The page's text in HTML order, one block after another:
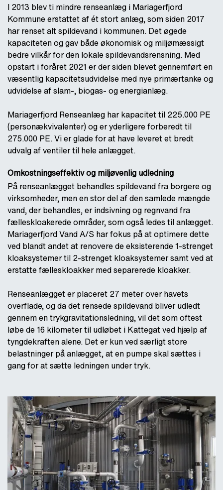
I 2013 blev ti mindre renseanlæg i Mariagerfjord
Kommune erstattet af ét stort anlæg, som siden 2017
har renset alt spildevand i kommunen. Det øgede
kapaciteten og gav både økonomisk og miljømæssigt
bedre vilkår for den lokale spildevandsrensning. Med
opstart i foråret 2021 er der siden blevet gennemført en
væsentlig kapacitetsudvidelse med nye primærtanke og
udvidelse af slam-, biogas- og energianlæg.
Mariagerfjord Renseanlæg har kapacitet til 225.000 PE
(personækvivalenter) og er yderligere forberedt til
275.000 PE. Vi er glade for at have leveret et bredt
udvalg af ventiler til hele anlægget.
Omkostningseffektiv og miljøvenlig udledning
På renseanlægget behandles spildevand fra borgere og
virksomheder, men en stor del af den samlede mængde
vand, der behandles, er indsivning og regnvand fra
fælleskloakerede områder, som også ledes til anlægget.
Mariagerfjord Vand A/S har fokus på at optimere dette
ved blandt andet at renovere de eksisterende 1-strenget
kloaksystemer til 2-strenget kloaksystemer samt ved at
erstatte fælleskloakker med separerede kloakker.
Renseanlægget er placeret 27 meter over havets
overflade, og da det rensede spildevand bliver udledt
gennem en trykgravitationsledning, vil det som oftest
løbe de 16 kilometer til udløbet i Kattegat ved hjælp af
tyngdekraften alene. Det er kun ved særligt store
belastninger på anlægget, at en pumpe skal sættes i
gang for at sætte ledningen under tryk.